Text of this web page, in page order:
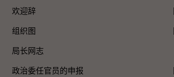
欢迎辞
组织图
局长网志
政治委任官员的申报